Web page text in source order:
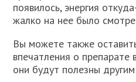
появилось, энергия
жалко на нее было
Вы можете также
впечатления о
они будут полезны